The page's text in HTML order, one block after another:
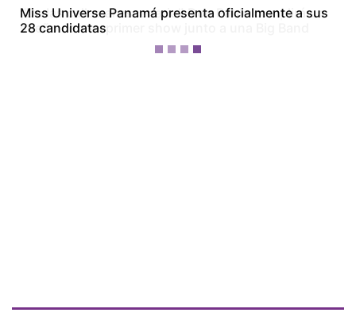
¡'De las calles al escenario'! Don Pablo cumplirá un
sueño con su primer show junto a una Big Band